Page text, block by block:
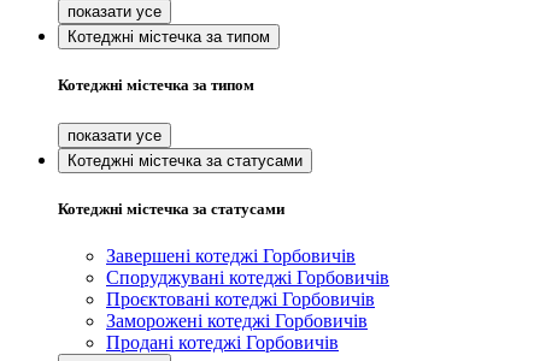
Котеджні містечка за типом
Котеджні містечка за типом
Котеджні містечка за статусами
Котеджні містечка за статусами
Завершені котеджі Горбовичів
Споруджувані котеджі Горбовичів
Проєктовані котеджі Горбовичів
Заморожені котеджі Горбовичів
Продані котеджі Горбовичів